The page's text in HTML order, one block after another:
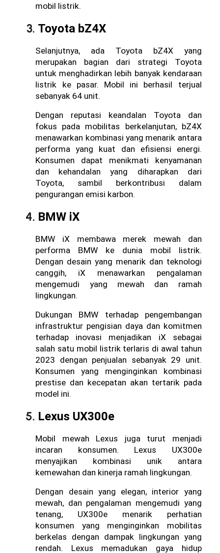
mobil listrik.
Toyota bZ4X
Selanjutnya, ada Toyota bZ4X yang
merupakan bagian dari strategi Toyota
untuk menghadirkan lebih banyak kendaraan
listrik ke pasar. Mobil ini berhasil terjual
sebanyak 64 unit.
Dengan reputasi keandalan Toyota dan
fokus pada mobilitas berkelanjutan, bZ4X
menawarkan kombinasi yang menarik antara
performa yang kuat dan efisiensi energi.
Konsumen dapat menikmati kenyamanan
dan kehandalan yang diharapkan dari
Toyota, sambil berkontribusi dalam
pengurangan emisi karbon.
BMW iX
BMW iX membawa merek mewah dan
performa BMW ke dunia mobil listrik.
Dengan desain yang menarik dan teknologi
canggih, iX menawarkan pengalaman
mengemudi yang mewah dan ramah
lingkungan.
Dukungan BMW terhadap pengembangan
infrastruktur pengisian daya dan komitmen
terhadap inovasi menjadikan iX sebagai
salah satu mobil listrik terlaris di awal tahun
2023 dengan penjualan sebanyak 29 unit.
Konsumen yang menginginkan kombinasi
prestise dan kecepatan akan tertarik pada
model ini.
Lexus UX300e
Mobil mewah Lexus juga turut menjadi
incaran konsumen. Lexus UX300e
menyajikan kombinasi unik antara
kemewahan dan kinerja ramah lingkungan.
Dengan desain yang elegan, interior yang
mewah, dan pengalaman mengemudi yang
tenang, UX300e menarik perhatian
konsumen yang menginginkan mobilitas
berkelas dengan dampak lingkungan yang
rendah. Lexus memadukan gaya hidup